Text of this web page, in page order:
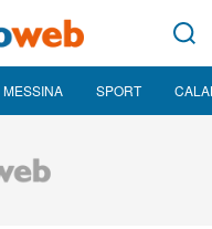
MESSINA SPORT